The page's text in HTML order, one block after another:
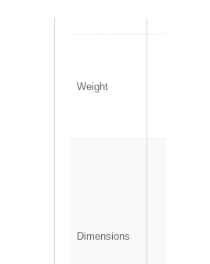
Weight
Dimensions